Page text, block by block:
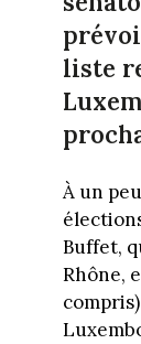
liste
À un
Buffet,
Rhône,